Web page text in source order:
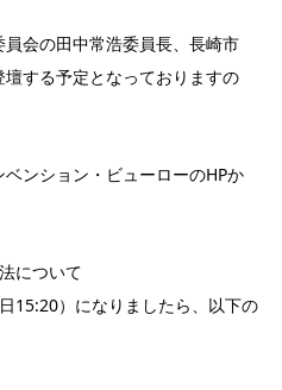
会の田中常浩委員長、長崎市
する予定となっておりますの
ンション・ビューローのHPか
について
15:20）になりましたら、以下の